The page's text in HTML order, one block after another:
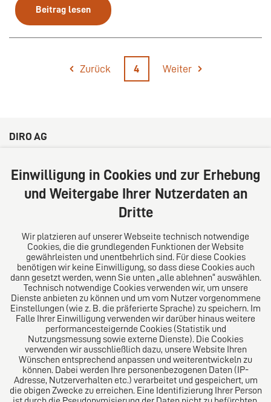
Beitrag lesen
Zurück 4 Weiter
DIRO AG
20354 Hamburg
Deutschland
Tel: +49 (0) 40 41352231
Über uns
Das Kanzlei-Vertrauensnetzwerk. Aus Europa für die
Welt. Für den erfolgreichen Mittelstand.
Folgen Sie uns auf
Das europäische Kanzlei-Netzwerk
Einwilligung in Cookies und zur Erhebung
und Weitergabe Ihrer Nutzerdaten an
Dritte
Wir platzieren auf unserer Webseite technisch notwendige
Cookies, die die grundlegenden Funktionen der Website
gewährleisten und unentbehrlich sind. Für diese Cookies
benötigen wir keine Einwilligung, so dass diese Cookies auch
dann gesetzt werden, wenn Sie unten „alle ablehnen“ auswählen.
Technisch notwendige Cookies verwenden wir, um unsere
Dienste anbieten zu können und um vom Nutzer vorgenommene
Einstellungen (wie z. B. die präferierte Sprache) zu speichern. Im
Falle Ihrer Einwilligung verwenden wir darüber hinaus weitere
performancesteigernde Cookies (Statistik und
Nutzungsmessung sowie externe Dienste). Die Cookies
verwenden wir ausschließlich dazu, unsere Website Ihren
Wünschen entsprechend anpassen und weiterentwickeln zu
können. Dabei werden Ihre personenbezogenen Daten (IP-
Adresse, Nutzerverhalten etc.) verarbeitet und gespeichert, um
die obigen Zwecke zu erreichen. Eine Identifizierung Ihrer Person